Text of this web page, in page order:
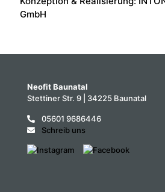
GmbH
Neofit Baunatal
Stettiner Str. 9 | 34225 Baunatal
05601 9686446
Schreib uns